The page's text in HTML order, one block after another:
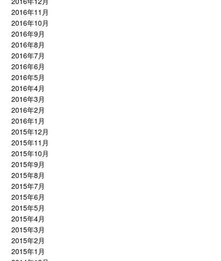
2016年11月
2016年10月
2016年9月
2016年8月
2016年7月
2016年6月
2016年5月
2016年4月
2016年3月
2016年2月
2016年1月
2015年12月
2015年11月
2015年10月
2015年9月
2015年8月
2015年7月
2015年6月
2015年5月
2015年4月
2015年3月
2015年2月
2015年1月